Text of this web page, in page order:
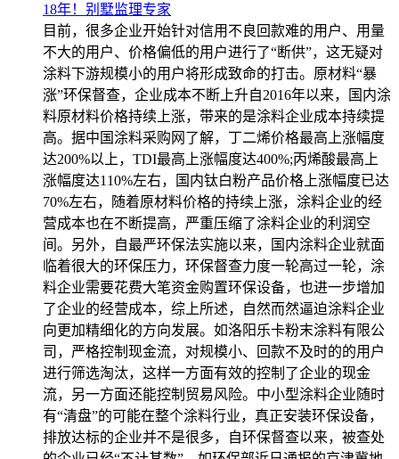
18年！别墅监理专家
目前，很多企业开始针对信用不良回款难的用户、用量
不大的用户、价格偏低的用户进行了“断供”，这无疑对
涂料下游规模小的用户将形成致命的打击。原材料“暴
涨”环保督查，企业成本不断上升自2016年以来，国内涂
料原材料价格持续上涨，带来的是涂料企业成本持续提
高。据中国涂料采购网了解，丁二烯价格最高上涨幅度
达200%以上，TDI最高上涨幅度达400%;丙烯酸最高上
涨幅度达110%左右，国内钛白粉产品价格上涨幅度已达
70%左右，随着原材料价格的持续上涨，涂料企业的经
营成本也在不断提高，严重压缩了涂料企业的利润空
间。另外，自最严环保法实施以来，国内涂料企业就面
临着很大的环保压力，环保督查力度一轮高过一轮，涂
料企业需要花费大笔资金购置环保设备，也进一步增加
了企业的经营成本，综上所述，自然而然逼迫涂料企业
向更加精细化的方向发展。如洛阳乐卡粉末涂料有限公
司，严格控制现金流，对规模小、回款不及时的的用户
进行筛选淘汰，这样一方面有效的控制了企业的现金
流，另一方面还能控制贸易风险。中小型涂料企业随时
有“清盘”的可能在整个涂料行业，真正安装环保设备，
排放达标的企业并不是很多，自环保督查以来，被查处